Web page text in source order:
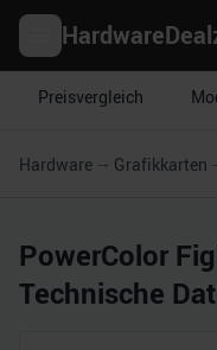
Preisvergleich
Hardware Grafikkarten
PowerColor
Technische